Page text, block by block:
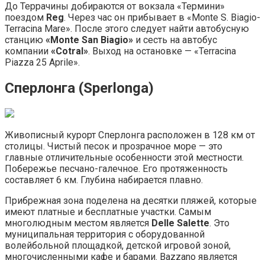
До Террачины добираются от вокзала «Термини»
поездом Reg. Через час он прибывает в «Monte S. Biagio-
Terracina Mare». После этого следует найти автобусную
станцию «Monte San Biagio» и сесть на автобус
компании «Cotral». Выход на остановке — «Terracina
Piazza 25 Aprile».
Сперлонга (Sperlonga)
Живописный курорт Сперлонга расположен в 128 км от
столицы. Чистый песок и прозрачное море — это
главные отличительные особенности этой местности.
Побережье песчано-галечное. Его протяженность
составляет 6 км. Глубина набирается плавно.
Прибрежная зона поделена на десятки пляжей, которые
имеют платные и бесплатные участки. Самым
многолюдным местом является Delle Salette. Это
муниципальная территория с оборудованной
волейбольной площадкой, детской игровой зоной,
многочисленными кафе и барами. Bazzano является